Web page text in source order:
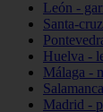
León -
Santa-
Huelva -
Málaga -
Madrid -